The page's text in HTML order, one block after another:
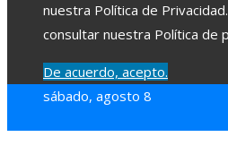
nuestra Política de
consultar nuestra Política de
De acuerdo, acepto.
sábado, agosto 8